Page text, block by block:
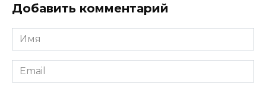
Добавить комментарий
Имя
*
Email
*